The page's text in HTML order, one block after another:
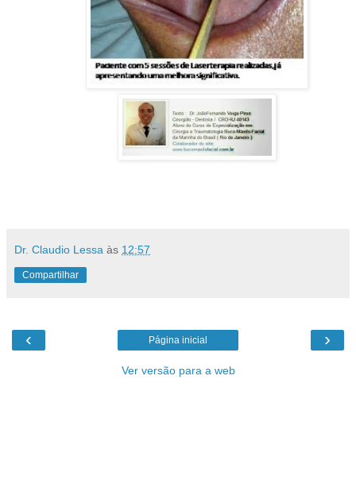
Dr. Claudio Lessa às 12:57
Compartilhar
‹ ›
Página inicial
Ver versão para a web